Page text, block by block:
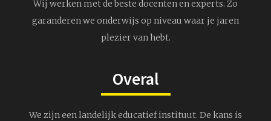
Wij werken met de beste docenten en experts. Zo
garanderen we onderwijs op niveau waar je jaren
plezier van hebt.
Overal
We zijn een landelijk educatief instituut. De kans is